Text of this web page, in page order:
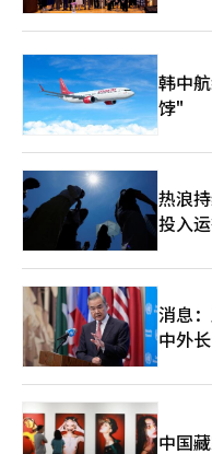
韩中
饽"
热浪
投入
消息
中外
中国